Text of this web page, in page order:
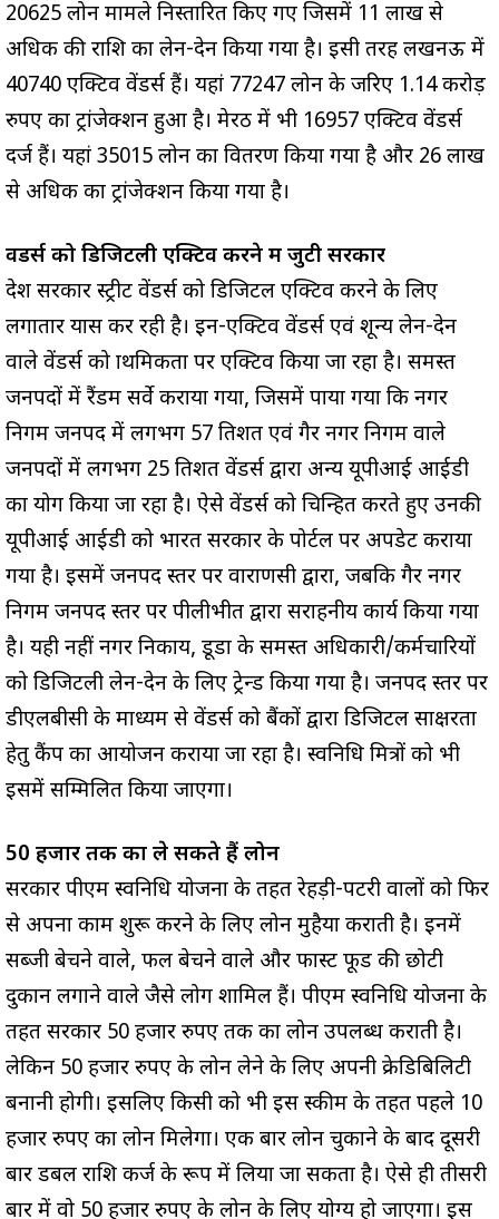
20625 लोन मामले निस्तारित किए गए जिसमें 11 लाख से
अधिक की राशि का लेन-देन किया गया है। इसी तरह लखनऊ में
40740 एक्टिव वेंडर्स हैं। यहां 77247 लोन के जरिए 1.14 करोड़
रुपए का ट्रांजेक्शन हुआ है। मेरठ में भी 16957 एक्टिव वेंडर्स
दर्ज हैं। यहां 35015 लोन का वितरण किया गया है और 26 लाख
से अधिक का ट्रांजेक्शन किया गया है।
वेंडर्स को डिजिटली एक्टिव करने में जुटी सरकार
प्रदेश सरकार स्ट्रीट वेंडर्स को डिजिटल एक्टिव करने के लिए
लगातार प्रयास कर रही है। इन-एक्टिव वेंडर्स एवं शून्य लेन-देन
वाले वेंडर्स को प्राथमिकता पर एक्टिव किया जा रहा है। समस्त
जनपदों में रैंडम सर्वे कराया गया, जिसमें पाया गया कि नगर
निगम जनपद में लगभग 57 प्रतिशत एवं गैर नगर निगम वाले
जनपदों में लगभग 25 प्रतिशत वेंडर्स द्वारा अन्य यूपीआई आईडी
का प्रयोग किया जा रहा है। ऐसे वेंडर्स को चिन्हित करते हुए उनकी
यूपीआई आईडी को भारत सरकार के पोर्टल पर अपडेट कराया
गया है। इसमें जनपद स्तर पर वाराणसी द्वारा, जबकि गैर नगर
निगम जनपद स्तर पर पीलीभीत द्वारा सराहनीय कार्य किया गया
है। यही नहीं नगर निकाय, डूडा के समस्त अधिकारी/कर्मचारियों
को डिजिटली लेन-देन के लिए ट्रेन्ड किया गया है। जनपद स्तर पर
डीएलबीसी के माध्यम से वेंडर्स को बैंकों द्वारा डिजिटल साक्षरता
हेतु कैंप का आयोजन कराया जा रहा है। स्वनिधि मित्रों को भी
इसमें सम्मिलित किया जाएगा।
50 हजार तक का ले सकते हैं लोन
सरकार पीएम स्वनिधि योजना के तहत रेहड़ी-पटरी वालों को फिर
से अपना काम शुरू करने के लिए लोन मुहैया कराती है। इनमें
सब्जी बेचने वाले, फल बेचने वाले और फास्ट फूड की छोटी
दुकान लगाने वाले जैसे लोग शामिल हैं। पीएम स्वनिधि योजना के
तहत सरकार 50 हजार रुपए तक का लोन उपलब्ध कराती है।
लेकिन 50 हजार रुपए के लोन लेने के लिए अपनी क्रेडिबिलिटी
बनानी होगी। इसलिए किसी को भी इस स्कीम के तहत पहले 10
हजार रुपए का लोन मिलेगा। एक बार लोन चुकाने के बाद दूसरी
बार डबल राशि कर्ज के रूप में लिया जा सकता है। ऐसे ही तीसरी
बार में वो 50 हजार रुपए के लोन के लिए योग्य हो जाएगा। इस